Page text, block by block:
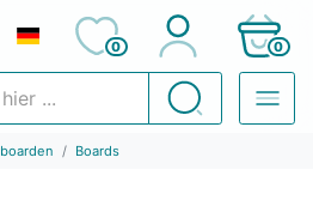
Suchen
0 0
Boards